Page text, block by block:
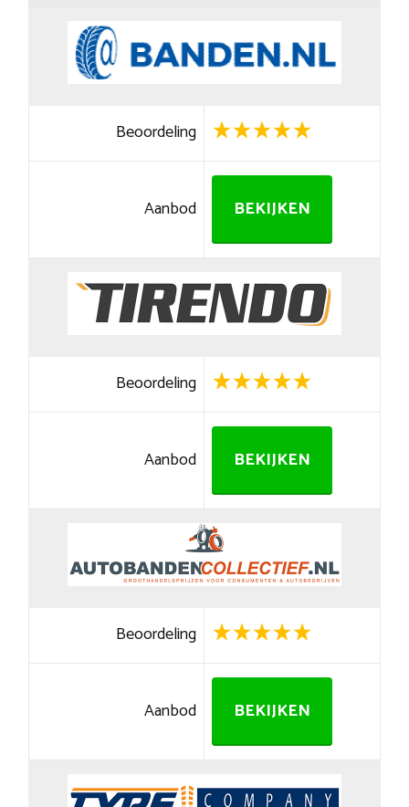
Beoordeling
Aanbod BEKIJKEN
Beoordeling
Aanbod BEKIJKEN
Beoordeling
Aanbod BEKIJKEN